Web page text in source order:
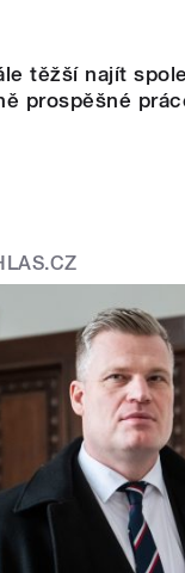
těžší najít
prospěšné